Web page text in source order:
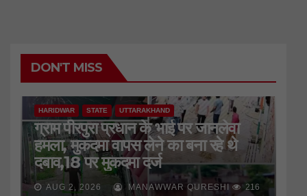
DON'T MISS
HARIDWAR STATE UTTARAKHAND
ग्राम पीरपुरा प्रधान के भाई पर जानलेवा
हमला, मुकदमा वापस लेने का बना रहे थे
दबाव,18 पर मुकदमा दर्ज
AUG 2, 2026 MANAWWAR QURESHI 216